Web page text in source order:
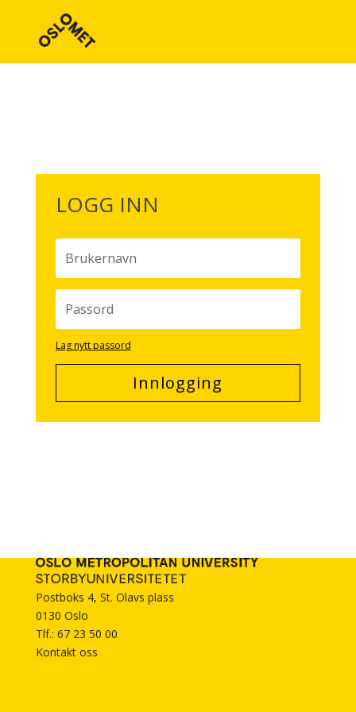
LOGG INN
Lag nytt passord
Innlogging
Postboks 4, St. Olavs plass
0130 Oslo
Tlf.: 67 23 50 00
Kontakt oss